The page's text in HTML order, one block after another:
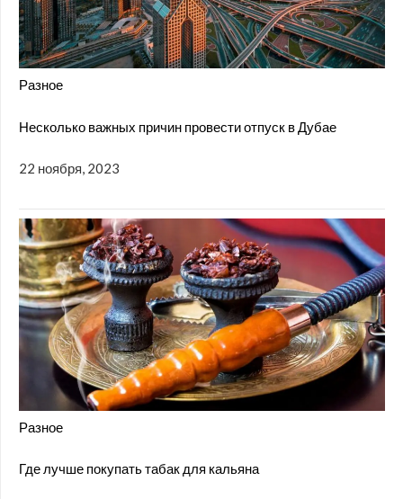
Разное
Несколько важных причин провести отпуск в Дубае
22 ноября, 2023
Разное
Где лучше покупать табак для кальяна